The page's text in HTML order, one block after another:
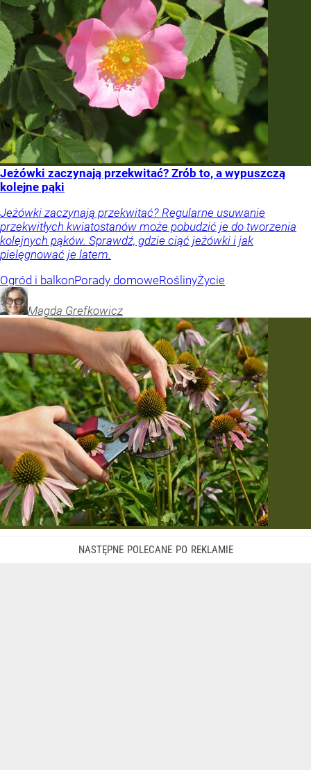
Jeżówki zaczynają przekwitać? Zrób to, a wypuszczą
kolejne pąki
Jeżówki zaczynają przekwitać? Regularne usuwanie
przekwitłych kwiatostanów może pobudzić je do tworzenia
kolejnych pąków. Sprawdź, gdzie ciąć jeżówki i jak
pielęgnować je latem.
Ogród i balkonPorady domoweRoślinyŻycie
Magda Grefkowicz